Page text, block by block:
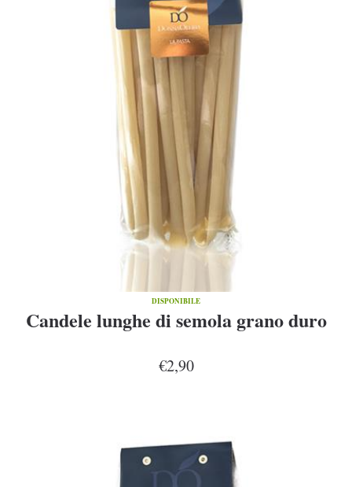
DISPONIBILE
Candele lunghe di semola grano duro
€2,90